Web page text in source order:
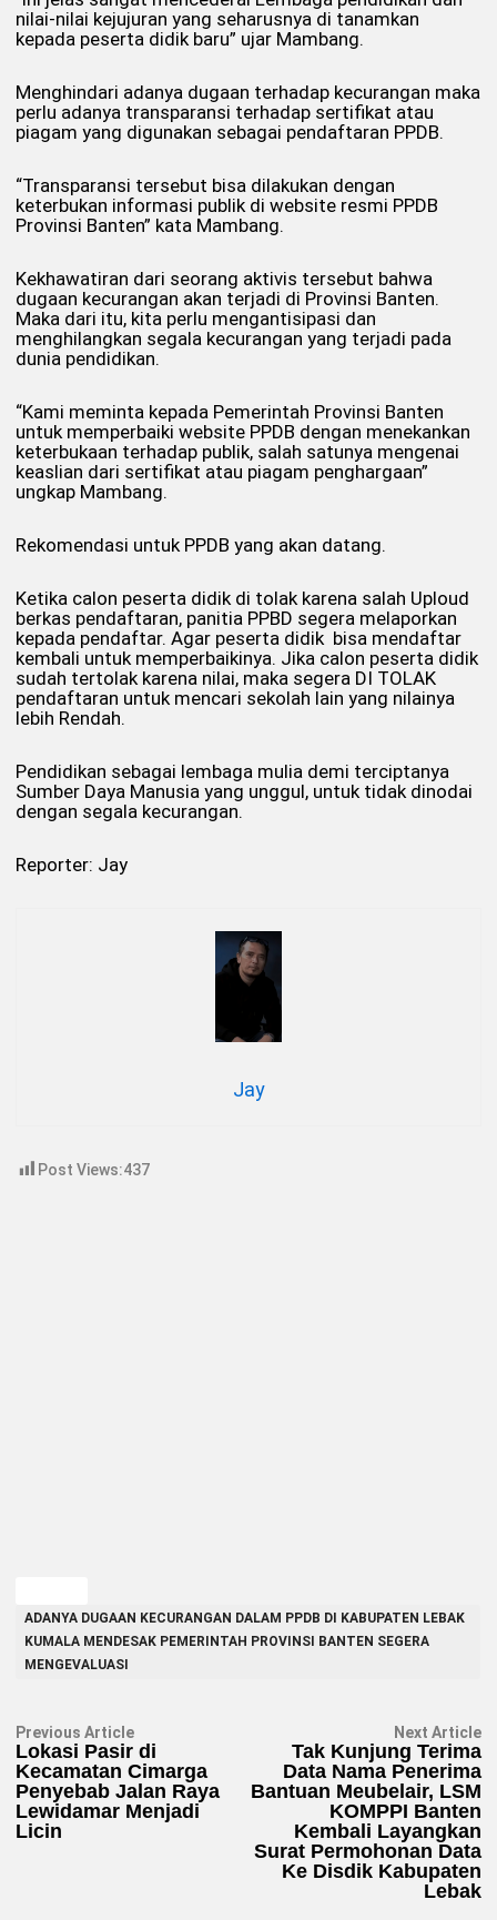
nilai-nilai kejujuran yang seharusnya di tanamkan
kepada peserta didik baru” ujar Mambang.
Menghindari adanya dugaan terhadap kecurangan maka
perlu adanya transparansi terhadap sertifikat atau
piagam yang digunakan sebagai pendaftaran PPDB.
“Transparansi tersebut bisa dilakukan dengan
keterbukan informasi publik di website resmi PPDB
Provinsi Banten” kata Mambang.
Kekhawatiran dari seorang aktivis tersebut bahwa
dugaan kecurangan akan terjadi di Provinsi Banten.
Maka dari itu, kita perlu mengantisipasi dan
menghilangkan segala kecurangan yang terjadi pada
dunia pendidikan.
“Kami meminta kepada Pemerintah Provinsi Banten
untuk memperbaiki website PPDB dengan menekankan
keterbukaan terhadap publik, salah satunya mengenai
keaslian dari sertifikat atau piagam penghargaan”
ungkap Mambang.
Rekomendasi untuk PPDB yang akan datang.
Ketika calon peserta didik di tolak karena salah Uploud
berkas pendaftaran, panitia PPBD segera melaporkan
kepada pendaftar. Agar peserta didik bisa mendaftar
kembali untuk memperbaikinya. Jika calon peserta didik
sudah tertolak karena nilai, maka segera DI TOLAK
pendaftaran untuk mencari sekolah lain yang nilainya
lebih Rendah.
Pendidikan sebagai lembaga mulia demi terciptanya
Sumber Daya Manusia yang unggul, untuk tidak dinodai
dengan segala kecurangan.
Reporter: Jay
Jay
Post Views:437
ADANYA DUGAAN KECURANGAN DALAM PPDB DI KABUPATEN LEBAK
KUMALA MENDESAK PEMERINTAH PROVINSI BANTEN SEGERA
MENGEVALUASI
Navigasi
pos
Previous ArticlePrevious
article:
Lokasi Pasir di
Kecamatan Cimarga
Penyebab Jalan Raya
Lewidamar Menjadi
Licin
Next Article
Tak Kunjung Terima
Data Nama Penerima
Bantuan Meubelair, LSM
KOMPPI Banten
Kembali Layangkan
Surat Permohonan Data
Ke Disdik Kabupaten
Lebak